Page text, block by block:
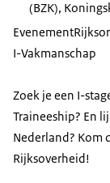
(BZK),
Evenement
I-Vakmanschap
Zoek je een I-
Traineeship? En
Nederland? Kom
Rijksoverheid!